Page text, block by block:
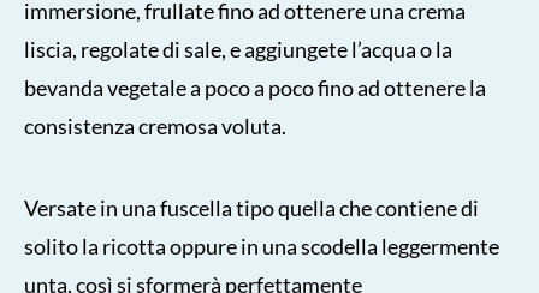
immersione, frullate fino ad ottenere una crema
liscia, regolate di sale, e aggiungete l’acqua o la
bevanda vegetale a poco a poco fino ad ottenere la
consistenza cremosa voluta.
Versate in una fuscella tipo quella che contiene di
solito la ricotta oppure in una scodella leggermente
unta, così si sformerà perfettamente